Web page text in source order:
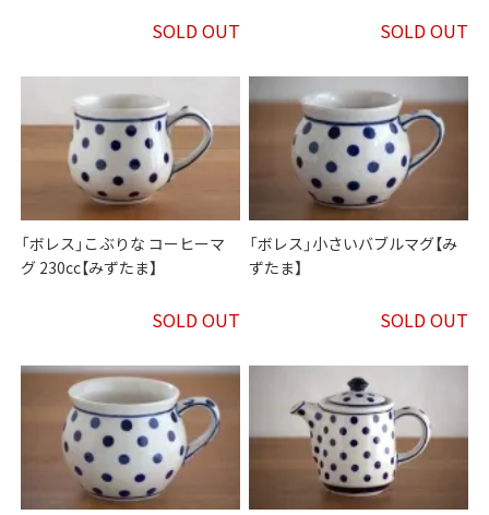
SOLD OUT SOLD OUT
「ボレス」こぶりな コーヒーマ
グ 230cc【みずたま】
SOLD OUT
「ボレス」小さいバブルマグ【み
ずたま】
SOLD OUT